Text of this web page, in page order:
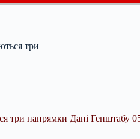
три
три напрямки Дані Генштабу